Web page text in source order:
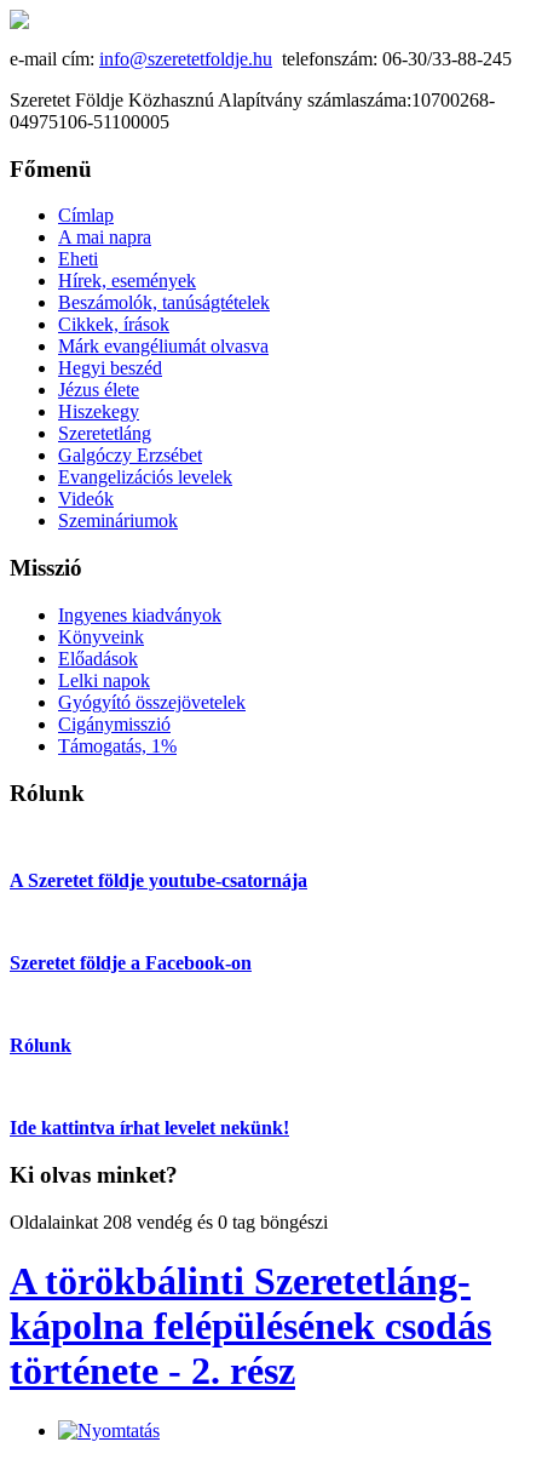
e-mail cím: info@szeretetfoldje.hu telefonszám: 06-30/33-88-245
Szeretet Földje Közhasznú Alapítvány számlaszáma:10700268-
04975106-51100005
Főmenü
Címlap
A mai napra
Eheti
Hírek, események
Beszámolók, tanúságtételek
Cikkek, írások
Márk evangéliumát olvasva
Hegyi beszéd
Jézus élete
Hiszekegy
Szeretetláng
Galgóczy Erzsébet
Evangelizációs levelek
Videók
Szemináriumok
Misszió
Ingyenes kiadványok
Könyveink
Előadások
Lelki napok
Gyógyító összejövetelek
Cigánymisszió
Támogatás, 1%
Rólunk
A Szeretet földje youtube-csatornája
Szeretet földje a Facebook-on
Rólunk
Ide kattintva írhat levelet nekünk!
Ki olvas minket?
Oldalainkat 208 vendég és 0 tag böngészi
A törökbálinti Szeretetláng-
kápolna felépülésének csodás
története - 2. rész